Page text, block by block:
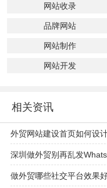
网站收录
品牌网站
网站制作
网站开发
相关资讯
外贸网站建设首页如何设
深圳做外贸别再乱发
做外贸哪些社交平台效果